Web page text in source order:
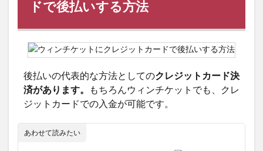
ドで後払いする方法
後払いの代表的な方法としてのクレジットカード決
済があります。
もちろんウィンチケットでも、クレ
ジットカードでの入金が可能です。
あわせて読みたい